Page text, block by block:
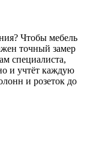
Чтобы мебель
точный замер
специалиста,
и учтёт каждую
и розеток до